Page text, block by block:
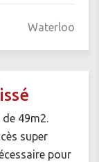
Waterloo
49m2.
super
pour